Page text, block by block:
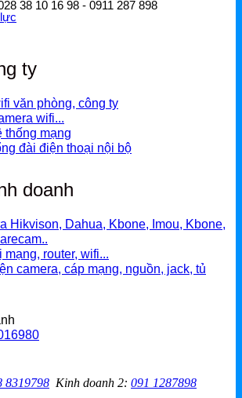
Router
Switch
WiFi
4G
9
38 10 16 98 - 0911 287 898
ty
văn phòng, công ty
wifi...
thống mạng
đài điện thoại nội bộ
doanh
Hikvison, Dahua, Kbone, Imou, Kbone,
router, wifi...
camera, cáp mạng, nguồn, jack, tủ
8319798 Kinh doanh 2: 091 1287898